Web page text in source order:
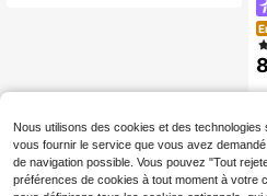
8
Nous utilisons des cookies et des
vous fournir le service que vous avez
de navigation possible. Vous pouvez "Tout
préférences de cookies à tout moment à votre